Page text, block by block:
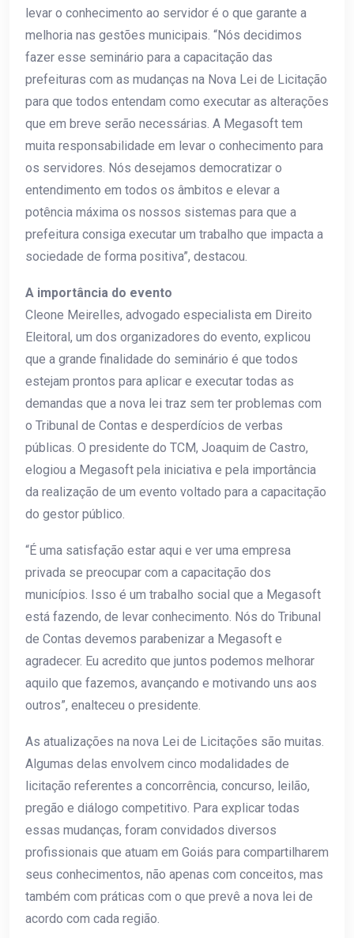
levar o conhecimento ao servidor é o que garante a
melhoria nas gestões municipais. “Nós decidimos
fazer esse seminário para a capacitação das
prefeituras com as mudanças na Nova Lei de Licitação
para que todos entendam como executar as alterações
que em breve serão necessárias. A Megasoft tem
muita responsabilidade em levar o conhecimento para
os servidores. Nós desejamos democratizar o
entendimento em todos os âmbitos e elevar a
potência máxima os nossos sistemas para que a
prefeitura consiga executar um trabalho que impacta a
sociedade de forma positiva”, destacou.
A importância do evento
Cleone Meirelles, advogado especialista em Direito
Eleitoral, um dos organizadores do evento, explicou
que a grande finalidade do seminário é que todos
estejam prontos para aplicar e executar todas as
demandas que a nova lei traz sem ter problemas com
o Tribunal de Contas e desperdícios de verbas
públicas. O presidente do TCM, Joaquim de Castro,
elogiou a Megasoft pela iniciativa e pela importância
da realização de um evento voltado para a capacitação
do gestor público.
“É uma satisfação estar aqui e ver uma empresa
privada se preocupar com a capacitação dos
municípios. Isso é um trabalho social que a Megasoft
está fazendo, de levar conhecimento. Nós do Tribunal
de Contas devemos parabenizar a Megasoft e
agradecer. Eu acredito que juntos podemos melhorar
aquilo que fazemos, avançando e motivando uns aos
outros”, enalteceu o presidente.
As atualizações na nova Lei de Licitações são muitas.
Algumas delas envolvem cinco modalidades de
licitação referentes a concorrência, concurso, leilão,
pregão e diálogo competitivo. Para explicar todas
essas mudanças, foram convidados diversos
profissionais que atuam em Goiás para compartilharem
seus conhecimentos, não apenas com conceitos, mas
também com práticas com o que prevê a nova lei de
acordo com cada região.